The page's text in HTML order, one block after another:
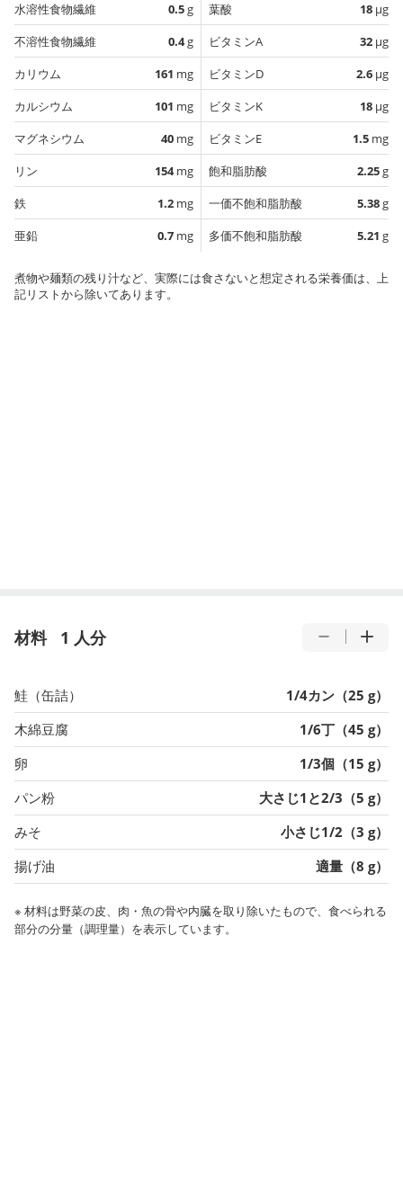
水溶性食物繊維 0.5g
不溶性食物繊維
0.4g
カリウム
161 mg
カルシウム
101 mg
マグネシウム
40 mg
リン
154mg
鉄
1.2 mg
亜鉛
0.7 mg
葉酸 18 µg
ビタミンA
32 µg
ビタミンD
2.6 µg
ビタミンK
18 µg
ビタミンE
1.5 mg
飽和脂肪酸
2.25g
一価不飽和脂肪酸
5.38g
多価不飽和脂肪酸
5.21 g
煮物や麺類の残り汁など、実際には食さないと想定される栄養価は、上
記リストから除いてあります。
材料 1 人分
鮭（缶詰）
1/4カン（25 g）
木綿豆腐
1/6丁（45 g）
卵
1/3個（15 g）
パン粉
大さじ1と2/3（5 g）
みそ
小さじ1/2（3 g）
揚げ油
適量（8 g）
※ 材料は野菜の皮、肉・魚の骨や内臓を取り除いたもので、食べられる
部分の分量（調理量）を表示しています。